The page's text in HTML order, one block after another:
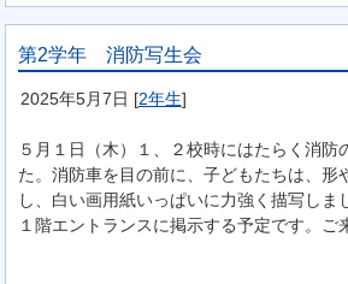
第2学年 消防写生会
2025年5月7日 [2年生]
５月１日（木）１、２校時にはたらく消防
た。消防車を目の前に、子どもたちは、形
し、白い画用紙いっぱいに力強く描写しま
１階エントランスに掲示する予定です。ご